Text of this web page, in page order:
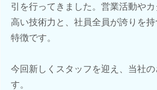
引を行ってきました。営業活動や
高い技術力と、社員全員が誇りを
特徴です。
今回新しくスタッフを迎え、当社
す。